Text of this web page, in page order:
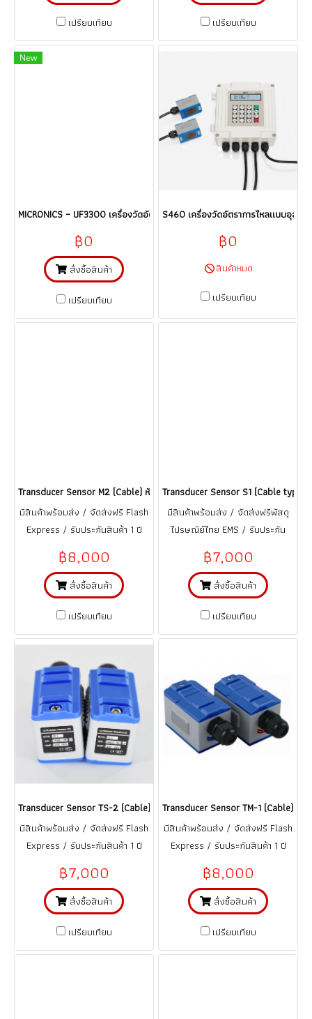
เปรียบเทียบ
เปรียบเทียบ
New
MICRONICS – UF3300 เครื่องวัดอัตราการไหลแบบอุลตร้าโซนิคชนิดรัดท่อ
฿0
สั่งซื้อสินค้า
เปรียบเทียบ
S460 เครื่องวัดอัตราการไหลแบบอุลตร้าโ
฿0
สินค้าหมด
เปรียบเทียบ
Transducer Sensor M2 (Cable) หัววัดทรานสดิวเซอร์ สำหรับท่อ 2-28 นิ้ว @
มีสินค้าพร้อมส่ง / จัดส่งฟรี Flash
Express / รับประกันสินค้า 1 ปี
฿8,000
สั่งซื้อสินค้า
เปรียบเทียบ
Transducer Sensor S1 (Cable type)
มีสินค้าพร้อมส่ง / จัดส่งฟรีพัสดุ
ไปรษณีย์ไทย EMS / รับประกัน
฿7,000
สั่งซื้อสินค้า
เปรียบเทียบ
Transducer Sensor TS-2 (Cable) หัววัดทรานสดิวเซอร์ Cable สำหรับท่อ
มีสินค้าพร้อมส่ง / จัดส่งฟรี Flash
Express / รับประกันสินค้า 1 ปี
฿7,000
สั่งซื้อสินค้า
เปรียบเทียบ
Transducer Sensor TM-1 (Cable) หั
มีสินค้าพร้อมส่ง / จัดส่งฟรี Flash
Express / รับประกันสินค้า 1 ปี
฿8,000
สั่งซื้อสินค้า
เปรียบเทียบ